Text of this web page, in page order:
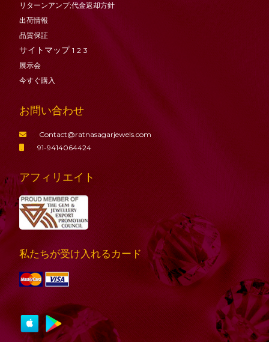
リターンアンプ;代金返却方針
出荷情報
品質保証
サイトマップ 1 2 3
展示会
今すぐ購入
お問い合わせ
Contact@ratnasagarjewels.com
91-9414064424
アフィリエイト
私たちが受け入れるカード